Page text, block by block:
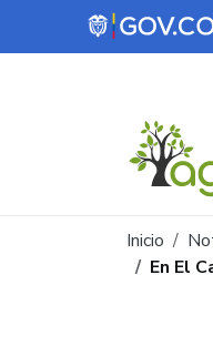
Pasar al contenido principal
Ruta
Inicio
En El